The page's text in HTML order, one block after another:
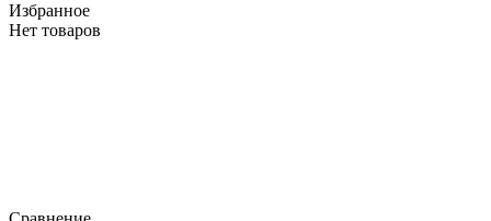
Избранное
Нет товаров